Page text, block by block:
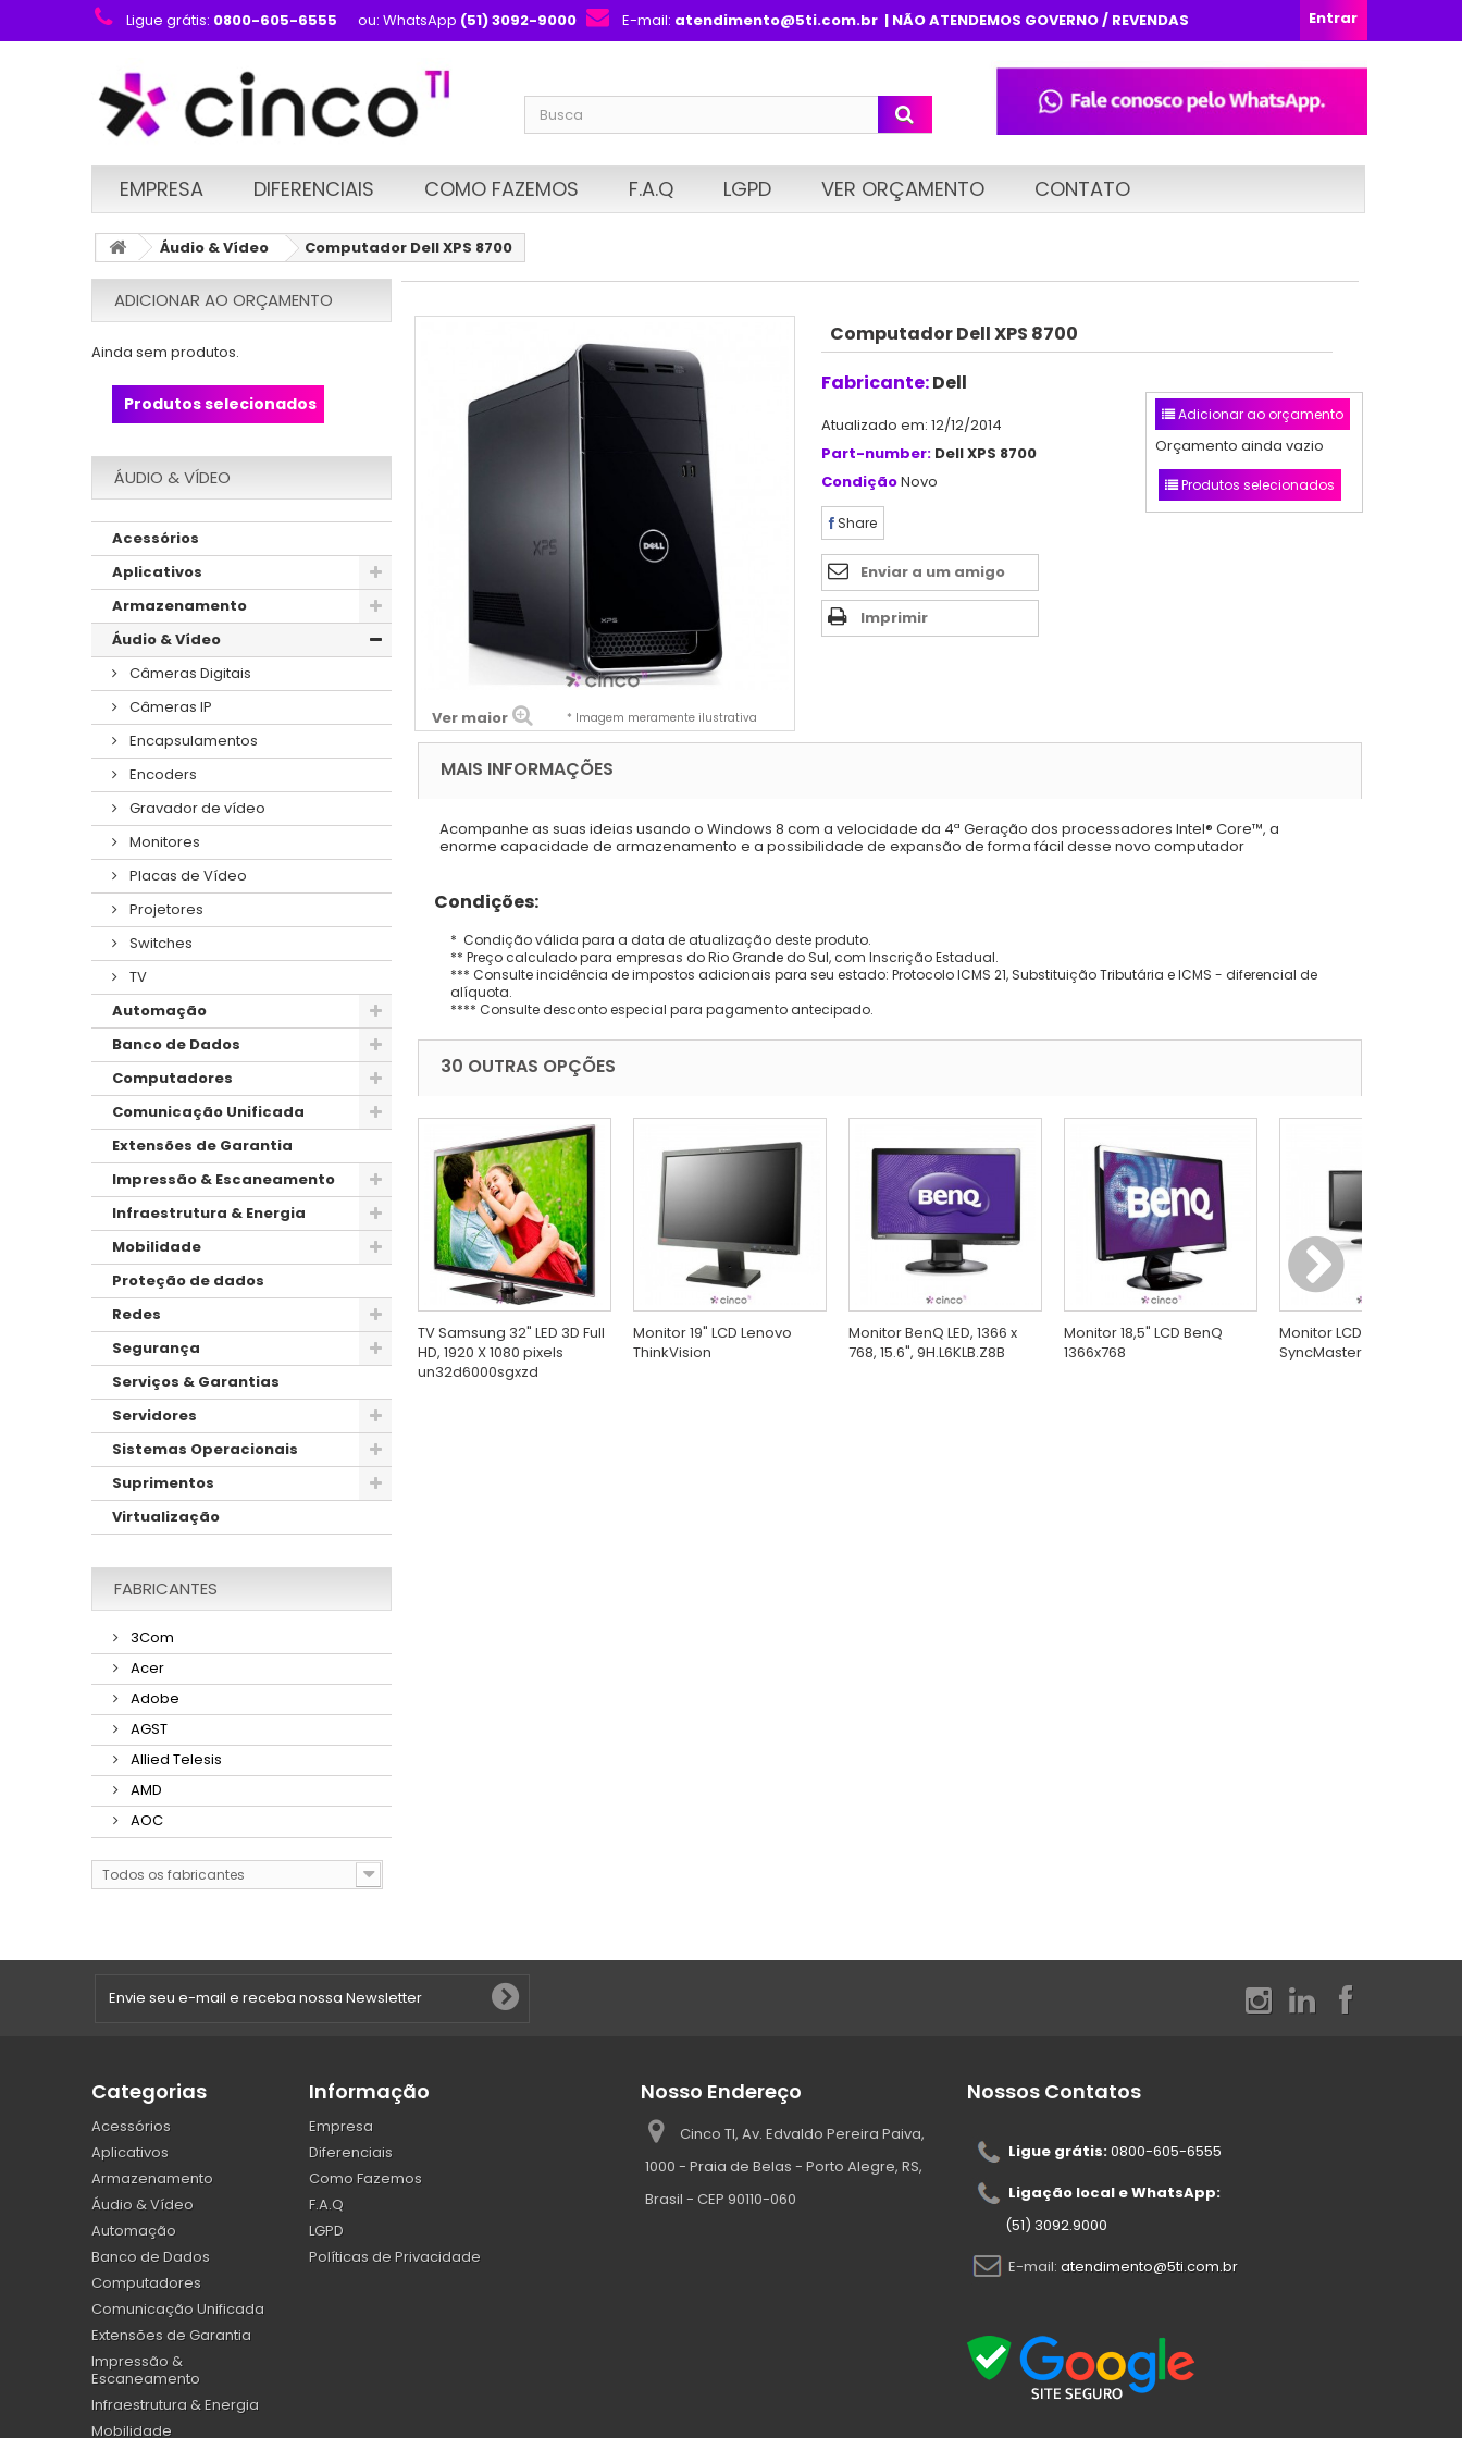
Entrar
Ligue grátis: 0800-605-6555 ou: WhatsApp (51) 3092-9000 E-mail: atendimento@5ti.com.br| NÃO ATENDEMOS GOVERNO / REVENDAS
EMPRESA DIFERENCIAIS COMO FAZEMOS F.A.Q LGPD VER ORÇAMENTO CONTATO
Áudio & Vídeo Computador Dell XPS 8700
ADICIONAR AO ORÇAMENTO
Ainda sem produtos.
Produtos selecionados
ÁUDIO & VÍDEO
Acessórios
Aplicativos
Armazenamento
Áudio & Vídeo
Câmeras Digitais
Câmeras IP
Encapsulamentos
Encoders
Gravador de vídeo
Monitores
Placas de Vídeo
Projetores
Switches
TV
Automação
Banco de Dados
Computadores
Comunicação Unificada
Extensões de Garantia
Impressão & Escaneamento
Infraestrutura & Energia
Mobilidade
Proteção de dados
Redes
Segurança
Serviços & Garantias
Servidores
Sistemas Operacionais
Suprimentos
Virtualização
FABRICANTES
3Com
Acer
Adobe
AGST
Allied Telesis
AMD
AOC
Todos os fabricantes
Ver maior * Imagem meramente ilustrativa
Computador Dell XPS 8700
Fabricante:Dell
Atualizado em: 12/12/2014
Part-number: Dell XPS 8700
CondiçãoNovo
Share
Enviar a um amigo
Imprimir
Adicionar ao orçamento
Orçamento ainda vazio
Produtos selecionados
MAIS INFORMAÇÕES
Acompanhe as suas ideias usando o Windows 8 com a velocidade da 4ª Geração dos processadores Intel® Core™, a
enorme capacidade de armazenamento e a possibilidade de expansão de forma fácil desse novo computador
Condições:
* Condição válida para a data de atualização deste produto.
** Preço calculado para empresas do Rio Grande do Sul, com Inscrição Estadual.
*** Consulte incidência de impostos adicionais para seu estado: Protocolo ICMS 21, Substituição Tributária e ICMS - diferencial de
alíquota.
**** Consulte desconto especial para pagamento antecipado.
30 OUTRAS OPÇÕES
TV Samsung 32" LED 3D Full
HD, 1920 X 1080 pixels
un32d6000sgxzd
Monitor 19" LCD Lenovo
ThinkVision
Monitor BenQ LED, 1366 x
768, 15.6", 9H.L6KLB.Z8B
Monitor 18,5" LCD BenQ
1366x768
Monitor LCD 17" Samsung
SyncMaster
Categorias
Acessórios
Aplicativos
Armazenamento
Áudio & Vídeo
Automação
Banco de Dados
Computadores
Comunicação Unificada
Extensões de Garantia
Impressão &
Escaneamento
Infraestrutura & Energia
Mobilidade
Informação
Empresa
Diferenciais
Como Fazemos
F.A.Q
LGPD
Políticas de Privacidade
Nosso Endereço
Cinco TI, Av. Edvaldo Pereira Paiva,
1000 - Praia de Belas - Porto Alegre, RS,
Brasil - CEP 90110-060
Nossos Contatos
Ligue grátis:0800-605-6555
Ligação local e WhatsApp:
(51) 3092.9000
E-mail: atendimento@5ti.com.br